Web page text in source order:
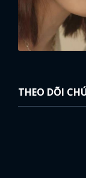
THEO DÕI